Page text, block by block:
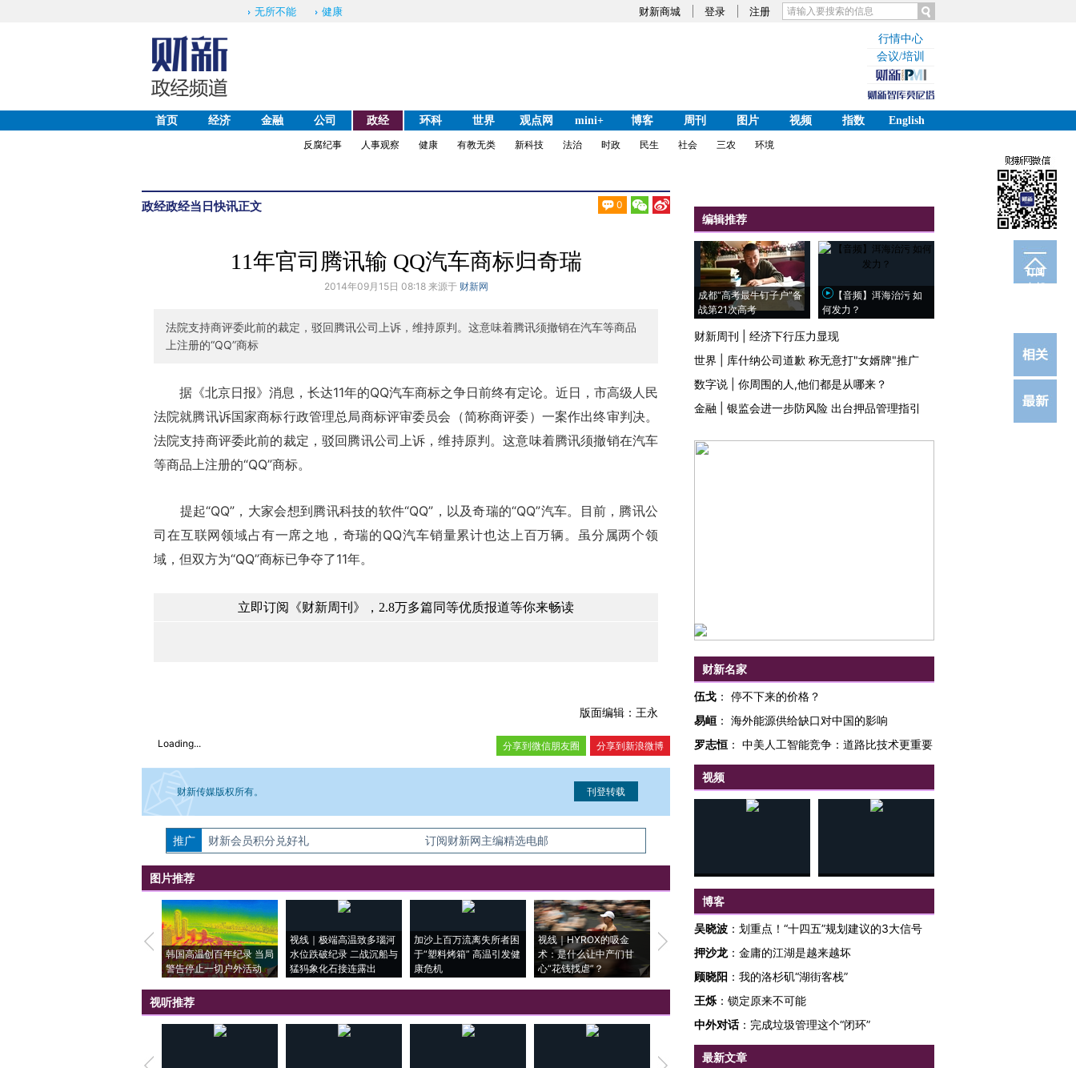
财新商城 登录 注册
无所不能 健康
行情中心
会议/培训
首页 经济 金融 公司 政经 环科 世界 观点网 mini+ 博客 周刊 图片 视频 指数
English
反腐纪事
人事观察 健康 有教无类 新科技 法治 时政 民生 社会 三农 环境
政经政经当日快讯正文 0
订阅
电邮
11年官司腾讯输 QQ汽车商标归奇瑞
2014年09月15日 08:18 来源于 财新网
法院支持商评委此前的裁定，驳回腾讯公司上诉，维持原判。这意味着腾讯须撤销在汽车等商品
上注册的“QQ”商标
据《北京日报》消息，长达11年的QQ汽车商标之争日前终有定论。近日，市高级人民
法院就腾讯诉国家商标行政管理总局商标评审委员会（简称商评委）一案作出终审判决。
法院支持商评委此前的裁定，驳回腾讯公司上诉，维持原判。这意味着腾讯须撤销在汽车
等商品上注册的“QQ”商标。
提起“QQ”，大家会想到腾讯科技的软件“QQ”，以及奇瑞的“QQ”汽车。目前，腾讯公
司在互联网领域占有一席之地，奇瑞的QQ汽车销量累计也达上百万辆。虽分属两个领
域，但双方为“QQ”商标已争夺了11年。
立即订阅《财新周刊》，2.8万多篇同等优质报道等你来畅读
版面编辑：王永
Loading... 分享到新浪微博
分享到微信朋友圈
财新传媒版权所有。
如需刊登转载请点击右侧按钮，提交相关信息。经确认即可刊登转载。
推广 财新会员积分兑好礼 订阅财新网主编精选电邮
图片推荐
韩国高温创百年纪录 当局
警告停止一切户外活动
视线｜极端高温致多瑙河
水位跌破纪录 二战沉船与
猛犸象化石接连露出
加沙上百万流离失所者困
于“塑料烤箱” 高温引发健
康危机
视线｜HYROX的吸金
术：是什么让中产们甘
心“花钱找虐”？
马航飞行员跨国走私7万
粒摇头丸 尿检体内含3种
度Z世代 用街头抗争将教
育部长拱下台
视听推荐
【推广】走进第四届链博
编辑推荐
成都“高考最牛钉子户”备
战第21次高考
【音频】洱海治污 如
何发力？
财新周刊
经济下行压力显现
世界
库什纳公司道歉 称无意打"女婿牌"推广
数字说
你周围的人,他们都是从哪来？
金融
银监会进一步防风险 出台押品管理指引
财新名家
伍戈 ： 停不下来的价格？
易峘 ： 海外能源供给缺口对中国的影响
罗志恒 ： 中美人工智能竞争：道路比技术更重要
视频
博客
吴晓波 ： 划重点！“十四五”规划建议的3大信号
押沙龙 ： 金庸的江湖是越来越坏
顾晓阳 ： 我的洛杉矶“湖街客栈”
王烁 ： 锁定原来不可能
中外对话： 完成垃圾管理这个“闭环”
最新文章